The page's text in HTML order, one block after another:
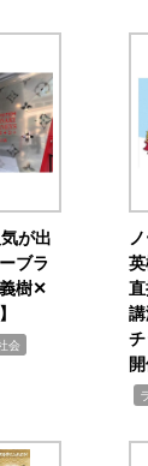
が出
ブラ
樹✕
会